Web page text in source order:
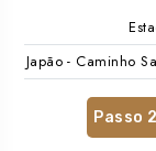
Japão - Caminho
Passo